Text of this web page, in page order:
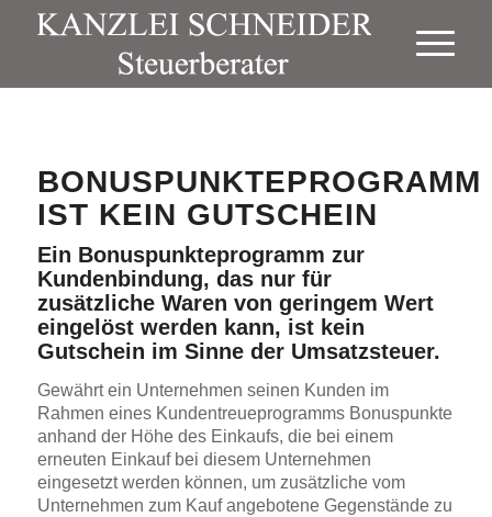
BONUSPUNKTEPROGRAMM
IST KEIN GUTSCHEIN
Ein Bonuspunkteprogramm zur
Kundenbindung, das nur für
zusätzliche Waren von geringem Wert
eingelöst werden kann, ist kein
Gutschein im Sinne der Umsatzsteuer.
Gewährt ein Unternehmen seinen Kunden im
Rahmen eines Kundentreueprogramms Bonuspunkte
anhand der Höhe des Einkaufs, die bei einem
erneuten Einkauf bei diesem Unternehmen
eingesetzt werden können, um zusätzliche vom
Unternehmen zum Kauf angebotene Gegenstände zu